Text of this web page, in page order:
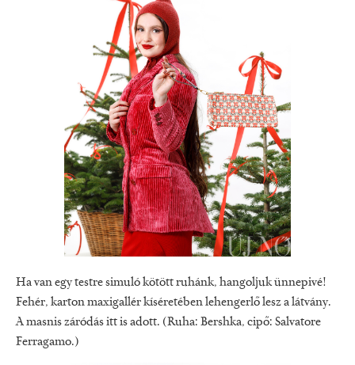
Ha van egy testre simuló kötött ruhánk, hangoljuk ünnepivé!
Fehér, karton maxigallér kíséretében lehengerlő lesz a látvány.
A masnis záródás itt is adott. (Ruha: Bershka, cipő: Salvatore
Ferragamo.)